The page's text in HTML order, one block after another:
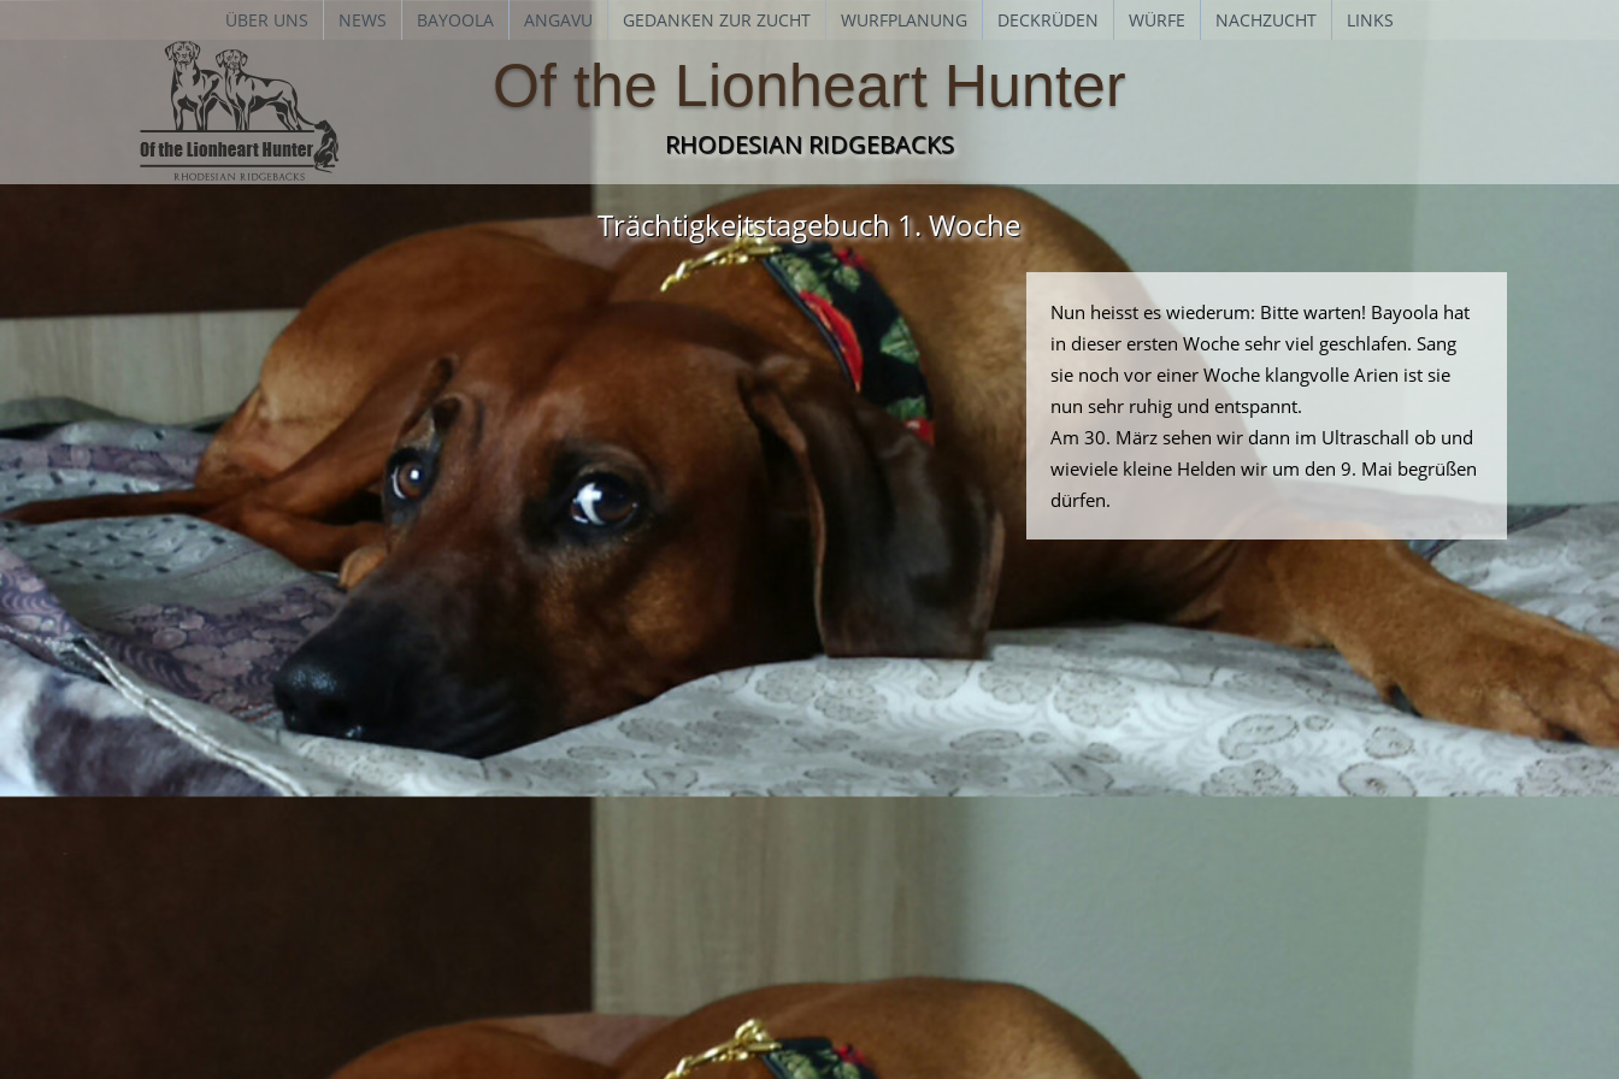
ÜBER UNS NEWS BAYOOLA ANGAVU GEDANKEN ZUR ZUCHT WURFPLANUNG DECKRÜDEN WÜRFE NACHZUCHT LINKS
Of the Lionheart Hunter
RHODESIAN RIDGEBACKS
Trächtigkeitstagebuch 1. Woche
Nun heisst es wiederum: Bitte warten! Bayoola hat
in dieser ersten Woche sehr viel geschlafen. Sang
sie noch vor einer Woche klangvolle Arien ist sie
nun sehr ruhig und entspannt.
Am 30. März sehen wir dann im Ultraschall ob und
wieviele kleine Helden wir um den 9. Mai begrüßen
dürfen.